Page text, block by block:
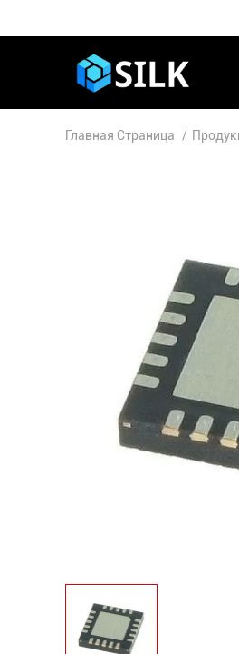
Главная Страница /